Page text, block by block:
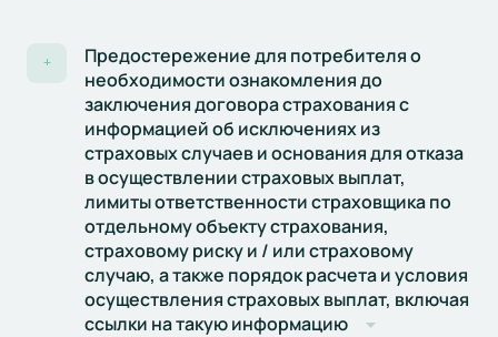
+
Предостережение для потребителя о
необходимости ознакомления до
заключения договора страхования с
информацией об исключениях из
страховых случаев и основания для отказа
в осуществлении страховых выплат,
лимиты ответственности страховщика по
отдельному объекту страхования,
страховому риску и / или страховому
случаю, а также порядок расчета и условия
осуществления страховых выплат, включая
ссылки на такую информацию